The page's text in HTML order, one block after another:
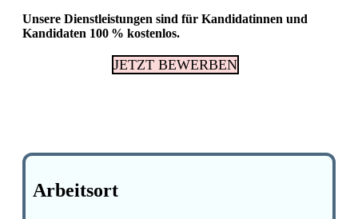
Unsere Dienstleistungen sind für Kandidatinnen und
Kandidaten 100 % kostenlos.
JETZT BEWERBEN
Arbeitsort